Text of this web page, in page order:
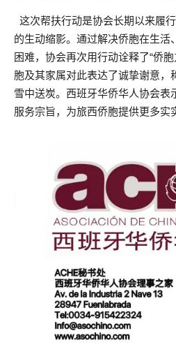
这次帮扶行动是协会长期以来履
的生动缩影。通过解决侨胞在生活
困难，协会再次用行动诠释了“侨
胞及其家属对此表达了诚挚谢意，
雪中送炭。西班牙华侨华人协会表
服务宗旨，为旅西侨胞提供更多实